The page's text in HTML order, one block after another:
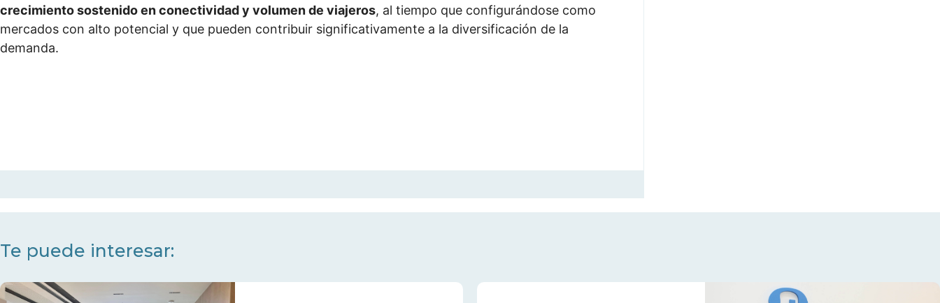
crecimiento sostenido en conectividad y volumen de viajeros, al tiempo que configurándose como
mercados con alto potencial y que pueden contribuir significativamente a la diversificación de la
demanda.
Te puede interesar: